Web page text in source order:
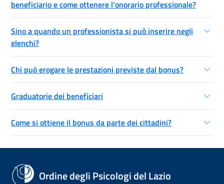
beneficiario e come ottenere l'onorario professionale?
Sino a quando un professionista si può inserire negli
elenchi?
Chi può erogare le prestazioni previste dal bonus?
Graduatorie dei beneficiari
Come si ottiene il bonus da parte dei cittadini?
Ordine degli Psicologi del Lazio